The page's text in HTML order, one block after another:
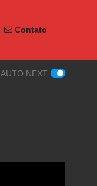
Contato
AUTO NEXT